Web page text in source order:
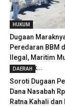
HUKUM
Dugaan
Peredaran BBM
Ilegal, Maritim
Geruduk...
DAERAH
Soroti Dugaan
Dana Nasabah
Ratna Kahali dan